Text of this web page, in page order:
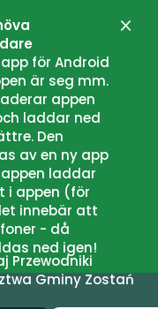
för Android
är seg mm.
appen
laddar ned
Den
av en ny app
laddar
i appen (för
innebär att
- då
ned igen!
Przewodniki
Gminy Zostań